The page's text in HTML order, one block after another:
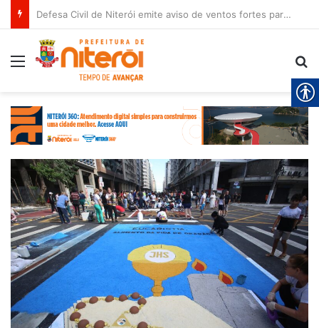
Defesa Civil de Niterói emite aviso de ventos fortes para esta sexta-feira (07)
Menu